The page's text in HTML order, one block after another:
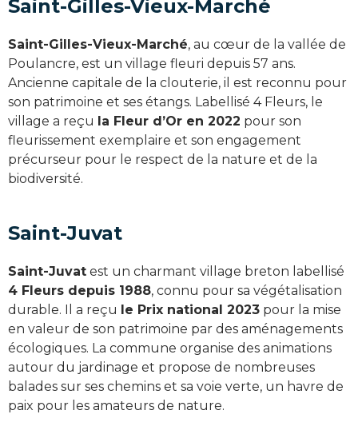
Saint-Gilles-Vieux-Marché
Saint-Gilles-Vieux-Marché, au cœur de la vallée de
Poulancre, est un village fleuri depuis 57 ans.
Ancienne capitale de la clouterie, il est reconnu pour
son patrimoine et ses étangs. Labellisé 4 Fleurs, le
village a reçu la Fleur d’Or en 2022 pour son
fleurissement exemplaire et son engagement
précurseur pour le respect de la nature et de la
biodiversité.
Saint-Juvat
Saint-Juvat est un charmant village breton labellisé
4 Fleurs depuis 1988, connu pour sa végétalisation
durable. Il a reçu le Prix national 2023 pour la mise
en valeur de son patrimoine par des aménagements
écologiques. La commune organise des animations
autour du jardinage et propose de nombreuses
balades sur ses chemins et sa voie verte, un havre de
paix pour les amateurs de nature.